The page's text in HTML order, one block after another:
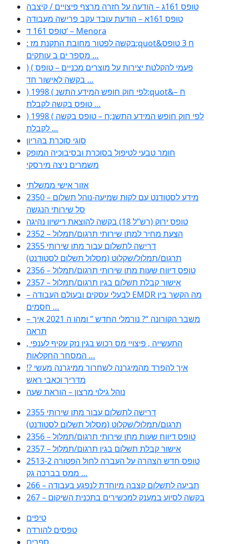
טופס 161ג – הודעה על חזרה מרצף פיצויים / קיצבה
טופס 161א – הודעת עובד עקב פרישה מעבודה
טופס 161 ד’ – Menora
: בקשה לפטור מחובת התקנת מז;quot&ח 3 טופס
מספר ים ב עותקים …
) ( פעמי להקלטת יצירות על מוצרים מכניים – טופס
בקשה לאישור חד …
) 1998 ( לפי חוק חופש המידע התשנ;quot&ח –
טופס בקשה לקבלת …
) 1998 ( לפי חוק חופש המידע התשנ;ח – טופס בקשה
לקבלת …
סוגי סוכרת בהריון
חומר טבעי לטיפול בסוכרת ובסיבוכיה המופק
משמרים ניצה מירסקי
אזור אישי ממשלתי
2350 – מידע לסטודנט עם לקות שמיעה-נוהל תשלום
סל שירותי הנגשה
טופס ירוק (רש”ל 18) בקשה להוצאת רישיון נהיגה
2352 – הצעת מחיר למתן שירותי תרגום/תמלול
2355 דרישה לתשלום עבור מתן שירותי
תרגום/תמלול/שקלוט (מסלול תשלום לסטודנט)
2356 – טופס דיווח שעות מתן שירותי תרגום/תמלול
2357 – אישור קבלת תשלום בגין תרגום/תמלול
– לבעלי עסקים ובעולם העבודה EMDR מה הקשר בין
חסמים …
– משבר הקורונה “? נורמלי החדש ” ומהו ה 2021 איך
תראה
, התעשייה , פיצויי מס רכוש בגין נזק עקיף לענפי
המסחר החקלאות …
!? איך להפרד מהמיגרנה לשחרור ממיגרנה מעשי
מדריך וכאבי ראש
נוהל גילוי מרצון – הוראת שעה
2355 דרישה לתשלום עבור מתן שירותי
תרגום/תמלול/שקלוט (מסלול תשלום לסטודנט)
2356 – טופס דיווח שעות מתן שירותי תרגום/תמלול
2357 – אישור קבלת תשלום בגין תרגום/תמלול
2513-2 טופס חדש הצהרה על העברה לחול הפטורה
ממס בברכה גק …
266 – תביעה לתשלום קצבה מיוחדת לנפגע בעבודה
267 – בקשה לסיוע במענק למכשירים בתכנית השיקום
טיפים
טפסים להורדה